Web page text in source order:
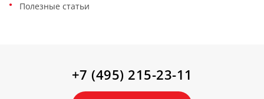
Полезные статьи
+7 (495) 215-23-11